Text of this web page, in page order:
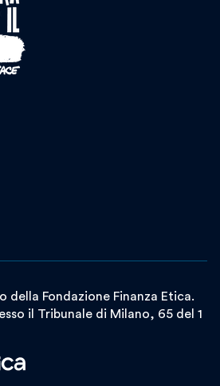
della Fondazione Finanza Etica.
il Tribunale di Milano, 65 del 1